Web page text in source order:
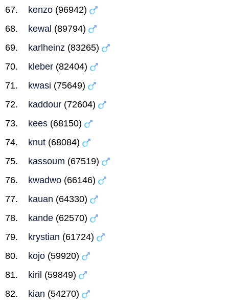
kenzo (96942)
kewal (89794)
karlheinz (83265)
kleber (82404)
kwasi (75649)
kaddour (72604)
kees (68150)
knut (68084)
kassoum (67519)
kwadwo (66146)
kauan (64330)
kande (62570)
krystian (61724)
kojo (59920)
kiril (59849)
kian (54270)